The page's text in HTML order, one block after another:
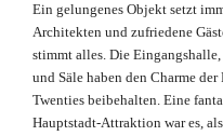
Ein gelungenes Objekt setzt
Architekten und zufriedene
stimmt alles. Die
und Säle haben den Charme der
Twenties beibehalten. Eine
Hauptstadt-Attraktion war es,